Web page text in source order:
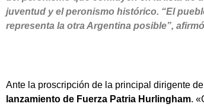
juventud y el peronismo histórico. “El
representa la otra Argentina posible”,
Ante la proscripción de la principal dirigente
lanzamiento de Fuerza Patria Hurlingham.